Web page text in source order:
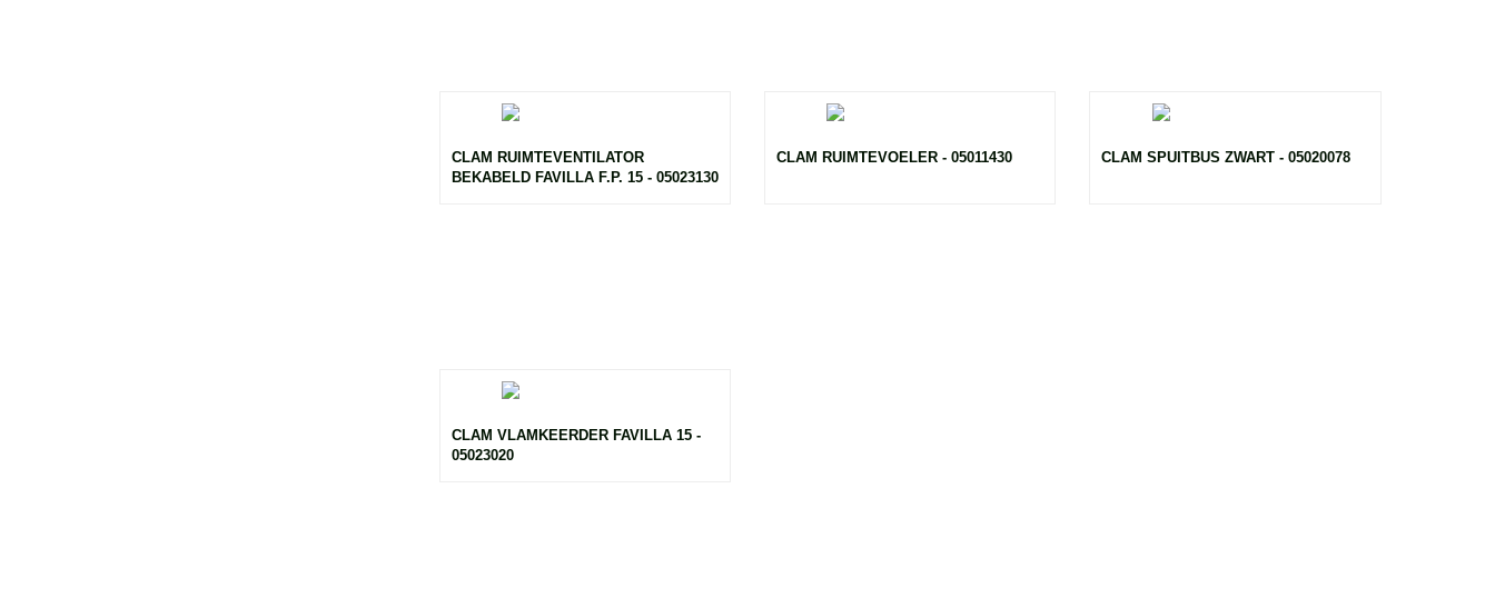
CLAM RUIMTEVENTILATOR
BEKABELD FAVILLA F.P. 15 - 05023130
CLAM RUIMTEVOELER - 05011430 CLAM SPUITBUS ZWART - 05020078
CLAM VLAMKEERDER FAVILLA 15 -
05023020